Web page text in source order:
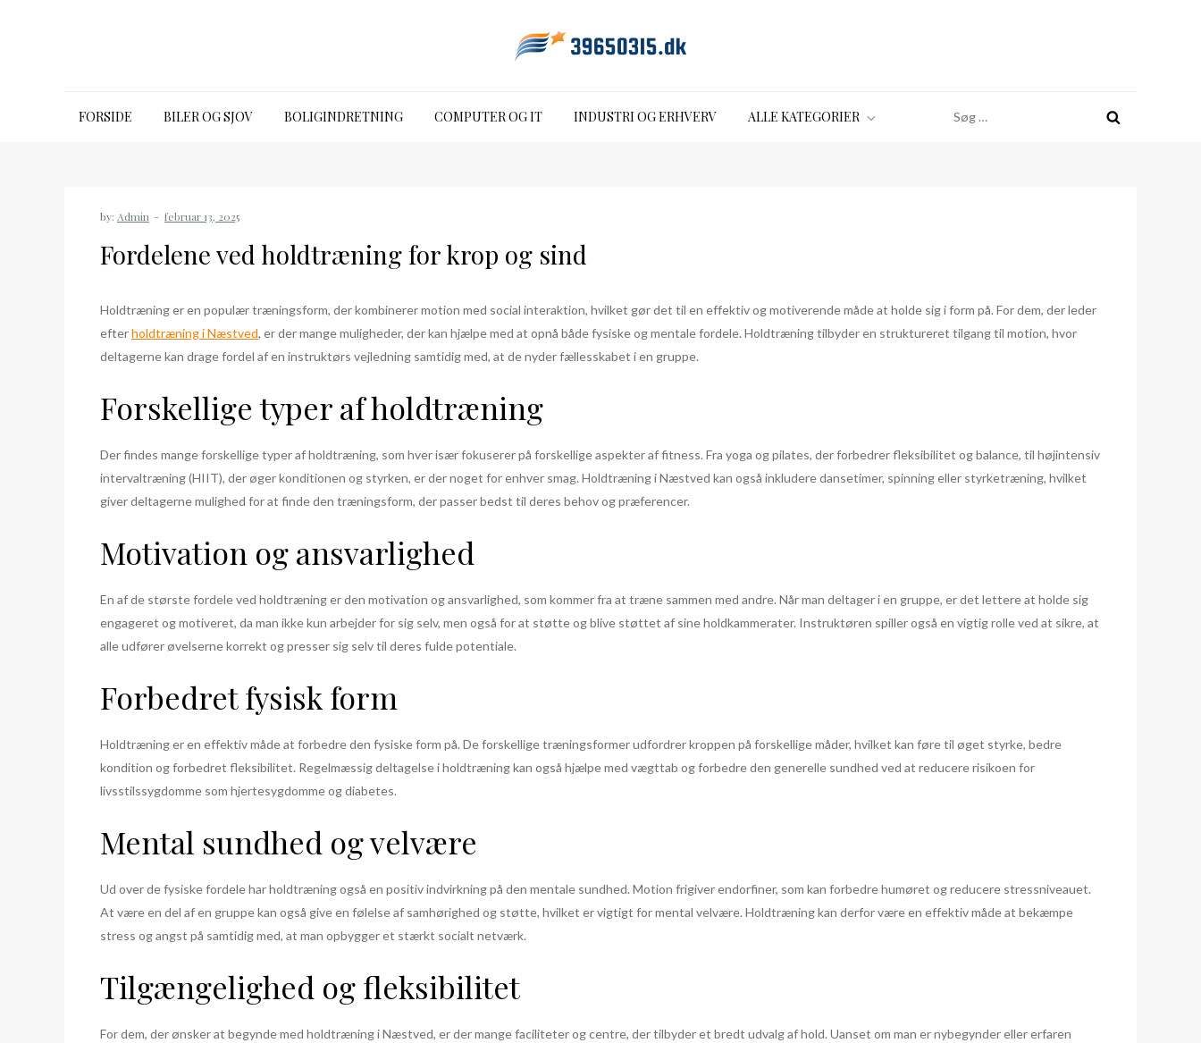
FORSIDE BILER OG SJOV BOLIGINDRETNING COMPUTER OG IT INDUSTRI OG ERHVERV ALLE KATEGORIER
efter:
by: Admin
Fordelene ved holdtræning for krop og sind
Holdtræning er en populær træningsform, der kombinerer motion med social interaktion, hvilket gør det til en effektiv og motiverende måde at holde sig i form på. For dem, der leder
efterholdtræning i Næstved, er der mange muligheder, der kan hjælpe med at opnå både fysiske og mentale fordele. Holdtræning tilbyder en struktureret tilgang til motion, hvor
deltagerne kan drage fordel af en instruktørs vejledning samtidig med, at de nyder fællesskabet i en gruppe.
Forskellige typer af holdtræning
Der findes mange forskellige typer af holdtræning, som hver især fokuserer på forskellige aspekter af fitness. Fra yoga og pilates, der forbedrer fleksibilitet og balance, til højintensiv
intervaltræning (HIIT), der øger konditionen og styrken, er der noget for enhver smag. Holdtræning i Næstved kan også inkludere dansetimer, spinning eller styrketræning, hvilket
giver deltagerne mulighed for at finde den træningsform, der passer bedst til deres behov og præferencer.
Motivation og ansvarlighed
En af de største fordele ved holdtræning er den motivation og ansvarlighed, som kommer fra at træne sammen med andre. Når man deltager i en gruppe, er det lettere at holde sig
engageret og motiveret, da man ikke kun arbejder for sig selv, men også for at støtte og blive støttet af sine holdkammerater. Instruktøren spiller også en vigtig rolle ved at sikre, at
alle udfører øvelserne korrekt og presser sig selv til deres fulde potentiale.
Forbedret fysisk form
Holdtræning er en effektiv måde at forbedre den fysiske form på. De forskellige træningsformer udfordrer kroppen på forskellige måder, hvilket kan føre til øget styrke, bedre
kondition og forbedret fleksibilitet. Regelmæssig deltagelse i holdtræning kan også hjælpe med vægttab og forbedre den generelle sundhed ved at reducere risikoen for
livsstilssygdomme som hjertesygdomme og diabetes.
Mental sundhed og velvære
Ud over de fysiske fordele har holdtræning også en positiv indvirkning på den mentale sundhed. Motion frigiver endorfiner, som kan forbedre humøret og reducere stressniveauet.
At være en del af en gruppe kan også give en følelse af samhørighed og støtte, hvilket er vigtigt for mental velvære. Holdtræning kan derfor være en effektiv måde at bekæmpe
stress og angst på samtidig med, at man opbygger et stærkt socialt netværk.
Tilgængelighed og fleksibilitet
For dem, der ønsker at begynde med holdtræning i Næstved, er der mange faciliteter og centre, der tilbyder et bredt udvalg af hold. Uanset om man er nybegynder eller erfaren